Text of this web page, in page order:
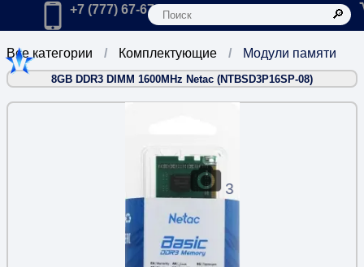
Главная
Позвонить в компанию по телефону:
+7 (777) 67-67-666
Модули памяти
Комплектующие
Все категории
8GB DDR3 DIMM 1600MHz Netac (NTBSD3P16SP-08)